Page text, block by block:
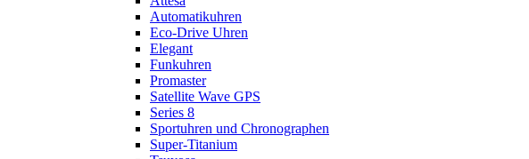
Automatikuhren
Eco-Drive Uhren
Elegant
Funkuhren
Promaster
Satellite Wave GPS
Series 8
Sportuhren und Chronographen
Super-Titanium